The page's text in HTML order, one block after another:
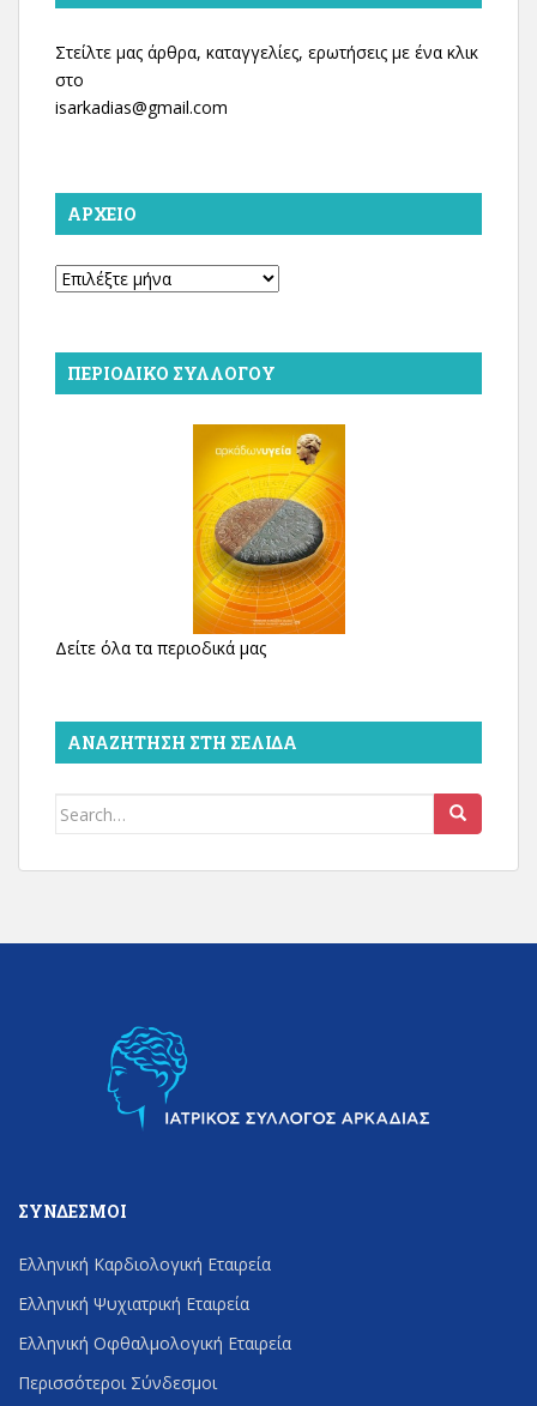
Στείλτε μας άρθρα, καταγγελίες, ερωτήσεις με ένα κλικ
στο
isarkadias@gmail.com
ΑΡΧΕΊΟ
Αρχείο
ΠΕΡΙΟΔΙΚΌ ΣΥΛΛΌΓΟΥ
Δείτε όλα τα περιοδικά μας
ΑΝΑΖΉΤΗΣΗ ΣΤΗ ΣΕΛΊΔΑ
Search
ΣΎΝΔΕΣΜΟΙ
Ελληνική Καρδιολογική Εταιρεία
Ελληνική Ψυχιατρική Εταιρεία
Ελληνική Οφθαλμολογική Εταιρεία
Περισσότεροι Σύνδεσμοι